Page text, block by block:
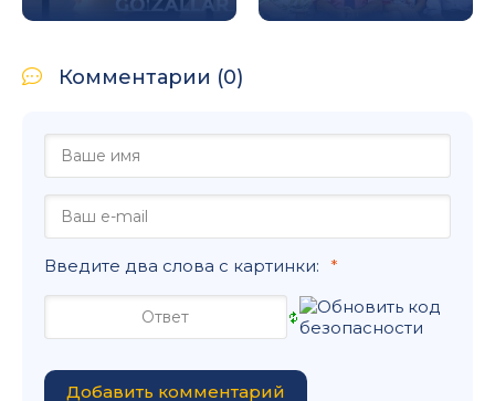
Комментарии (0)
Введите два слова с картинки:
Добавить комментарий